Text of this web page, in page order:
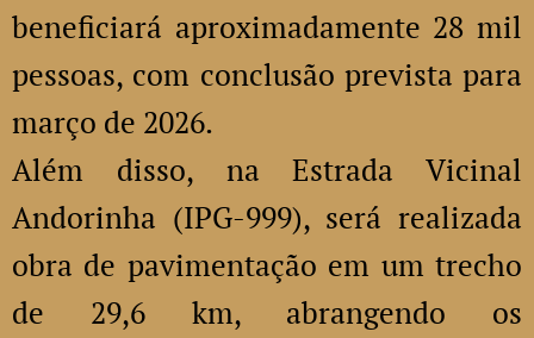
beneficiará aproximadamente 28 mil
pessoas, com conclusão prevista para
março de 2026.
Além disso, na Estrada Vicinal
Andorinha (IPG-999), será realizada
obra de pavimentação em um trecho
de 29,6 km, abrangendo os